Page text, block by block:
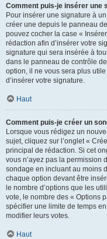
Comment puis-je insérer une
Pour insérer une signature à
créer une depuis le panneau
pouvez cocher la case «
rédaction afin d’insérer votre
signature qui sera insérée à
dans le panneau de contrôle
option, il ne vous sera plus
d’insérer votre signature.
Haut
Comment puis-je créer un
Lorsque vous rédigez un
sujet, cliquez sur l’onglet «
principal de rédaction. Si cet
vous n’ayez pas la permission
sondage en incluant au moins
chaque option devant être
le nombre d’options que les
vote, le nombre des « Options
spécifier une limite de temps
modifier leurs votes.
Haut